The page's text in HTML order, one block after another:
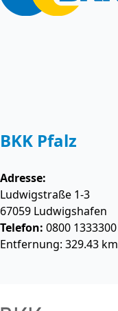
BKK Pfalz
Adresse:
Ludwigstraße 1-3
67059 Ludwigshafen
Telefon: 0800 1333300
Entfernung: 329.43 km